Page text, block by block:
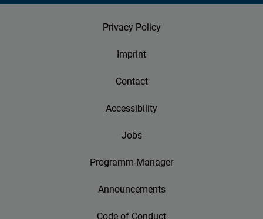
Privacy Policy
Imprint
Contact
Accessibility
Jobs
Programm-Manager
Announcements
Code of Conduct